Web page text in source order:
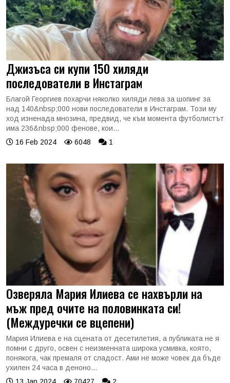
Джизъса си купи 150 хиляди
последователи в Инстаграм
Благой Георгиев похарчи няколко хиляди лева за шопинг за
над 140&nbsp;000 нови последователи в Инстаграм. Този му
ход изненада мнозина, предвид, че към момента футболистът
има 236&nbsp;000 фенове, кои...
16 Feb 2024
6048 1
Озверяла Мария Илиева се нахвърли на
мъж пред очите на половинката си!
(Междуречки се вцепени)
Мария Илиева е на сцената от десетилетия, а публиката не я
помни с друго, освен с неизменната широка усмивка, която,
понякога, чак премаля от сладост. Ами не може човек да бъде
ухилен 24 часа в деноно...